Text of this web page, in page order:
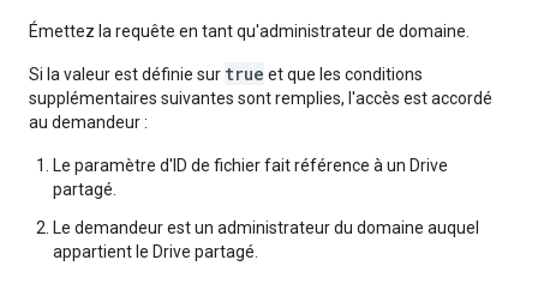
Émettez la requête en tant qu'administrateur de domaine.
Si la valeur est définie sur true et que les conditions
supplémentaires suivantes sont remplies, l'accès est accordé
au demandeur :
Le paramètre d'ID de fichier fait référence à un Drive
partagé.
Le demandeur est un administrateur du domaine auquel
appartient le Drive partagé.